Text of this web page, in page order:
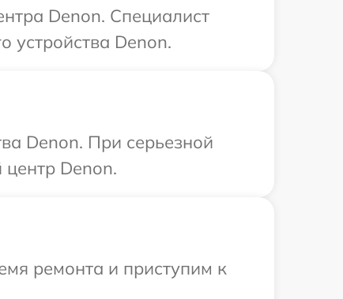
Denon. Специалист
устройства Denon.
Denon. При серьезной
Denon.
ремонта и приступим к